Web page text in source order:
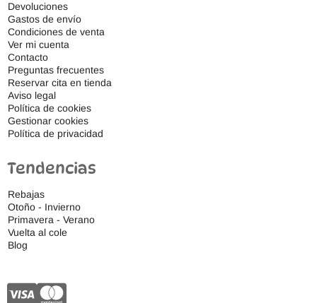
Devoluciones
Gastos de envío
Condiciones de venta
Ver mi cuenta
Contacto
Preguntas frecuentes
Reservar cita en tienda
Aviso legal
Política de cookies
Gestionar cookies
Política de privacidad
Tendencias
Rebajas
Otoño - Invierno
Primavera - Verano
Vuelta al cole
Blog